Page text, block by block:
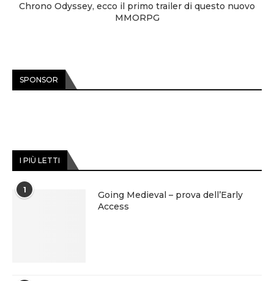
Chrono Odyssey, ecco il primo trailer di questo nuovo
MMORPG
SPONSOR
I PIÙ LETTI
1
Going Medieval – prova dell’Early
Access